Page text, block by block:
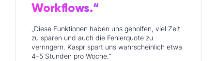
Workflows.“
„Diese Funktionen haben uns geholfen, viel Zeit
zu sparen und auch die Fehlerquote zu
verringern. Kaspr spart uns wahrscheinlich etwa
4–5 Stunden pro Woche.“